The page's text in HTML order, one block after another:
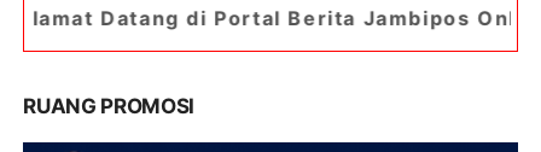
di Portal Berita Jambipos Online. Portal Berita
RUANG PROMOSI